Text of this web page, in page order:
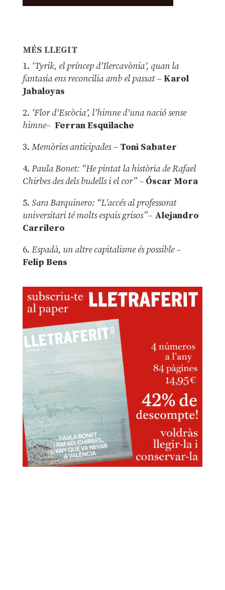
MÉS LLEGIT
1. ‘Tyrik, el príncep d’Ilercavònia’, quan la
fantasia ens reconcilia amb el passat– Karol
Jabaloyas
2. ‘Flor d’Escòcia’, l’himne d’una nació sense
himne– Ferran Esquilache
3. Memòries anticipades– Toni Sabater
4. Paula Bonet: “He pintat la història de Rafael
Chirbes des dels budells i el cor” –Óscar Mora
5. Sara Barquinero: “L’accés al professorat
universitari té molts espais grisos”– Alejandro
Carrilero
6. Espadà, un altre capitalisme és possible –
Felip Bens